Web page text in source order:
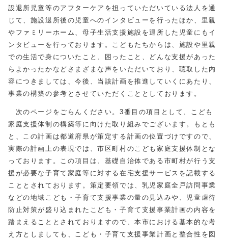
設退所児童等のアフターケアを担っていただいている法人を通
じて、施設退所後の児童へのインタビューを行ったほか、里親
やファミリーホーム、母子生活支援施設を退所した児童にもイ
ンタビューを行っております。こどもたちからは、施設や里親
での生活で身についたこと、困ったこと、どんな支援があった
らよかったかなどさまざまな声をいただいており、聴取した内
容につきましては、今後、当該計画を推進していくにあたり、
事業の構築の参考とさせていただくこととしております。
次のページをごらんください。3番目の項目として、こども
家庭支援体制の構築等に向けた取り組みでございます。もとも
と、この計画は都道府県が策定する計画の位置づけですので、
実際の計画上の表現では、市区町村のこども家庭支援体制とな
っております。この項目は、基礎自治体である市町村が行う支
援が必要な子育て家庭等に対する在宅支援サービスを記載する
こととされております。策定要領では、乳児家庭全戸訪問事業
などの地域こども・子育て支援事業の量の見込みや、児童虐待
防止対策が盛り込まれたこども・子育て支援事業計画の内容を
踏まえることとされておりますので、本市における基本的な考
え方としましても、こども・子育て支援事業計画と整合性を図